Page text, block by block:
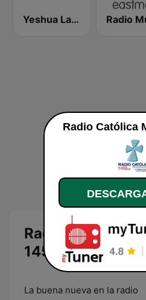
Yeshua La Voz de Jesucristo 1530 AM
Radio Católica
1450 AM
La buena nueva en la radio